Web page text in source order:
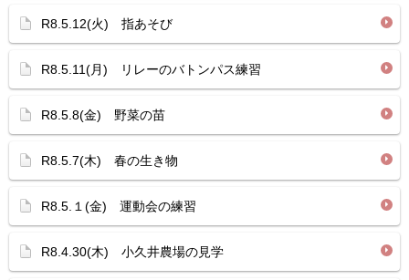
R8.5.12(火) 指あそび
R8.5.11(月) リレーのバトンパス練習
R8.5.8(金) 野菜の苗
R8.5.7(木) 春の生き物
R8.5.１(金) 運動会の練習
R8.4.30(木) 小久井農場の見学